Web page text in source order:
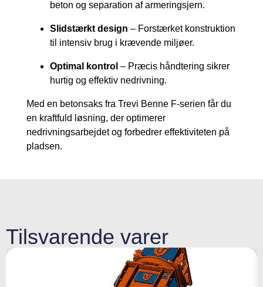
beton og separation af armeringsjern.
Slidstærkt design – Forstærket konstruktion
til intensiv brug i krævende miljøer.
Optimal kontrol – Præcis håndtering sikrer
hurtig og effektiv nedrivning.
Med en betonsaks fra Trevi Benne F-serien får du
en kraftfuld løsning, der optimerer
nedrivningsarbejdet og forbedrer effektiviteten på
pladsen.
Tilsvarende varer